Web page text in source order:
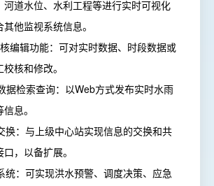
河道水位、水利工程等进行实时可视化
他监视系统信息。
辑功能：可对实时数据、时段数据或
核和修改。
检索查询：以Web方式发布实时水雨
息。
：与上级中心站实现信息的交换和共
，以备扩展。
：可实现洪水预警、调度决策、应急